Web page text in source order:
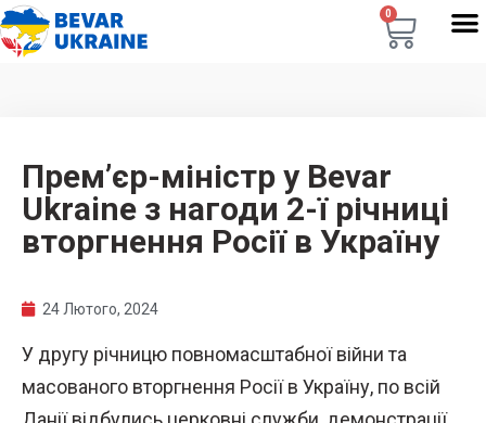
0
Прем’єр-міністр у Bevar
Ukraine з нагоди 2-ї річниці
вторгнення Росії в Україну
24 Лютого, 2024
У другу річницю повномасштабної війни та
масованого вторгнення Росії в Україну, по всій